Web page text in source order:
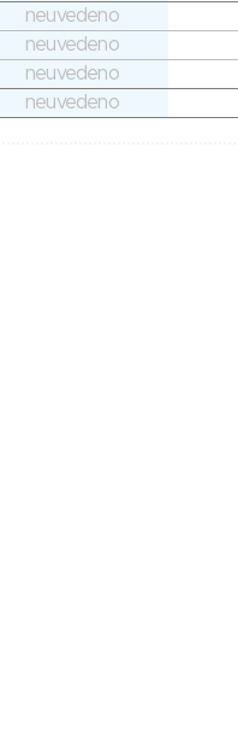
neuvedeno
neuvedeno
neuvedeno
neuvedeno